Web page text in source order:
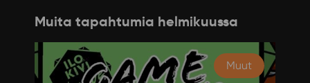
Muita tapahtumia helmikuussa
Muut